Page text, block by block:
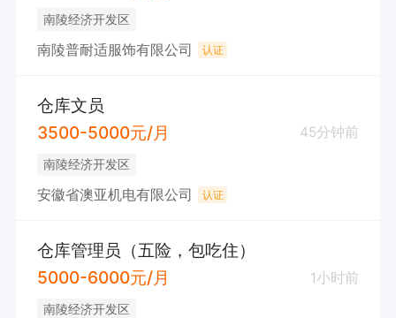
南陵经济开发区
南陵普耐适服饰有限公司 认证
仓库文员
3500-5000元/月
45分钟前
南陵经济开发区
安徽省澳亚机电有限公司 认证
仓库管理员（五险，包吃住）
5000-6000元/月
1小时前
南陵经济开发区